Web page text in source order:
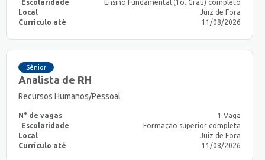
Escolaridade
Ensino Fundamental (1o. Grau) completo
Local
Juiz de Fora
Currículo até
11/08/2026
Sênior
Analista de RH
Recursos Humanos/Pessoal
N° de vagas
1 Vaga
Escolaridade
Formação superior completa
Local
Juiz de Fora
Currículo até
11/08/2026